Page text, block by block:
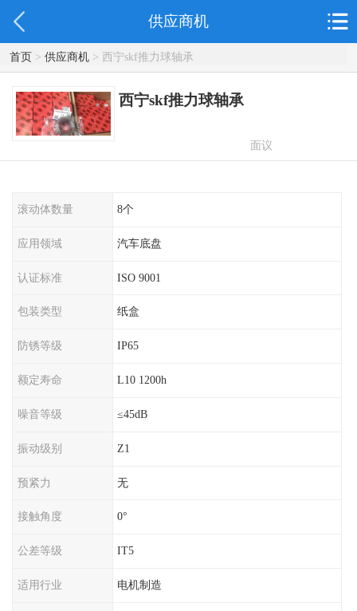
供应商机
首页> 供应商机> 西宁skf推力球轴承
西宁skf推力球轴承
面议
滚动体数量 8个
应用领域 汽车底盘
认证标准 ISO 9001
包装类型 纸盒
防锈等级 IP65
额定寿命 L10 1200h
噪音等级 ≤45dB
振动级别 Z1
预紧力 无
接触角度 0°
公差等级 IT5
适用行业 电机制造